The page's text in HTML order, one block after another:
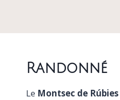
Randonné
Le Montsec de Rúbies